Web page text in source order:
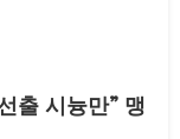
출 시늉만” 맹